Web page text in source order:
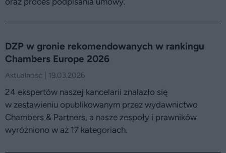
DZP w gronie rekomendowanych w rankingu
Chambers Europe 2026
Aktualność | 19.03.2026
24 ekspertów naszej kancelarii znalazło się
w zestawieniu opublikowanym przez wydawnictwo
Chambers & Partners, a nasze zespoły i prawników
wyróżniono w aż 17 kategoriach.